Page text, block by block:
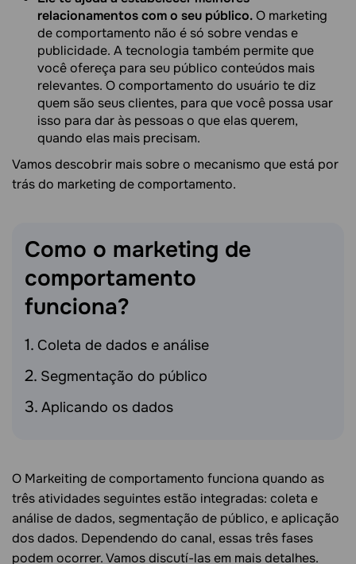
relacionamentos com o seu público.O marketing
de comportamento não é só sobre vendas e
publicidade. A tecnologia também permite que
você ofereça para seu público conteúdos mais
relevantes. O comportamento do usuário te diz
quem são seus clientes, para que você possa usar
isso para dar às pessoas o que elas querem,
quando elas mais precisam.
Vamos descobrir mais sobre o mecanismo que está por
trás do marketing de comportamento.
Como o marketing de
comportamento
funciona?
Coleta de dados e análise
Segmentação do público
Aplicando os dados
O Markeiting de comportamento funciona quando as
três atividades seguintes estão integradas: coleta e
análise de dados, segmentação de público, e aplicação
dos dados. Dependendo do canal, essas três fases
podem ocorrer. Vamos discutí-las em mais detalhes.